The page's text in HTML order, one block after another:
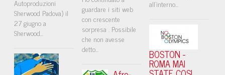
Autoproduzioni
Sherwood Padova) il
27 giugno a
Sherwood...
guardare i siti web
con crescente
sorpresa . Possibile
che non avesse
detto...
all'interno...
BOSTON -
ROMA MAI